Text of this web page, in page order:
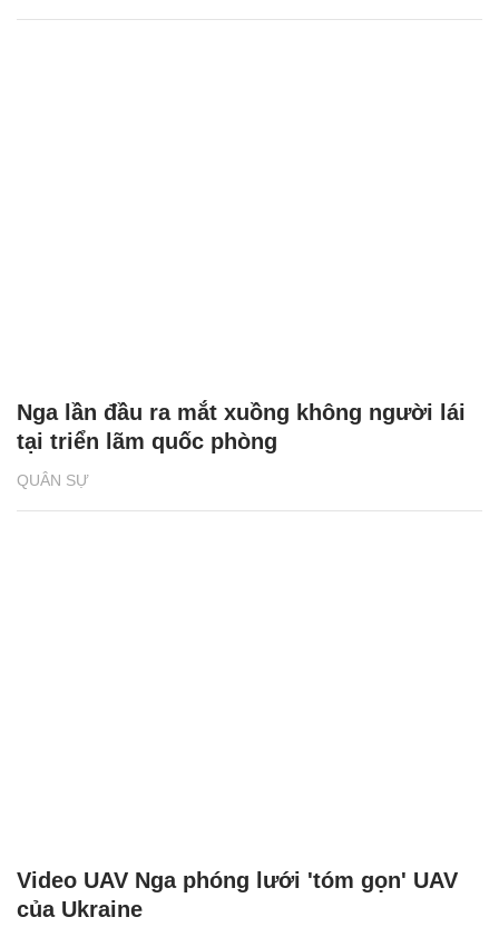
QUÂN SỰ
Nga lần đầu ra mắt xuồng không người lái
tại triển lãm quốc phòng
Video UAV Nga phóng lưới 'tóm gọn' UAV
của Ukraine